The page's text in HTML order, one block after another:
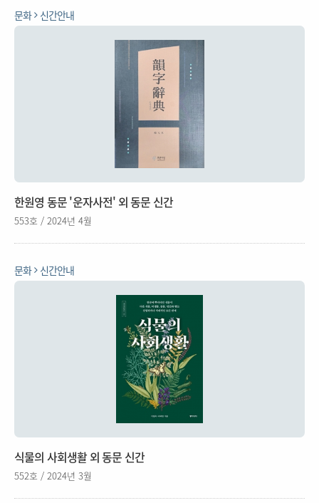
문화 신간안내
한원영 동문 '운자사전' 외 동문 신간
553호 / 2024년 4월
문화 신간안내
식물의 사회생활 외 동문 신간
552호 / 2024년 3월